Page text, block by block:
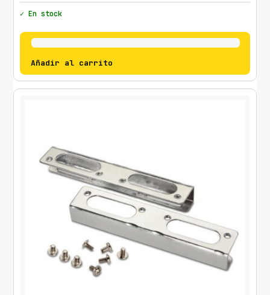
✓ En stock
Añadir al carrito